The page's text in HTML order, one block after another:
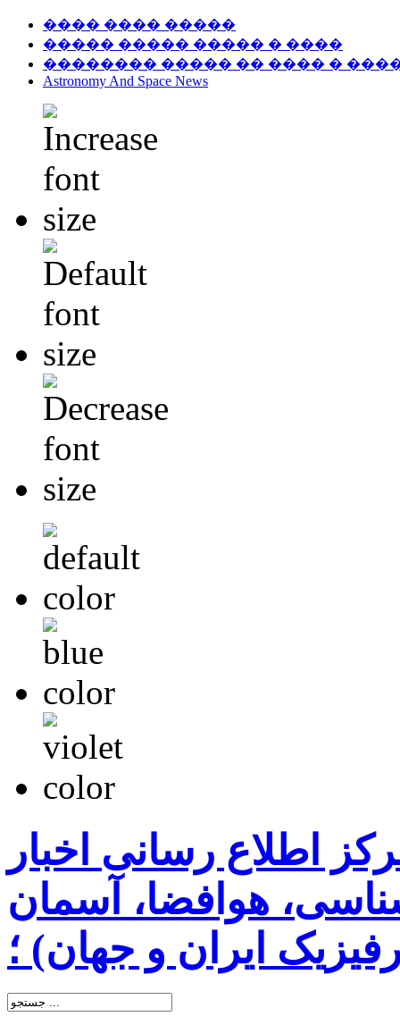
���� ���� �����
����� ����� ����� � ����
�������� ����� �� ���� �
Astronomy And Space News
اطلاع رسانی اخبار
هوافضا، آسمان
ایران و جهان) ؛